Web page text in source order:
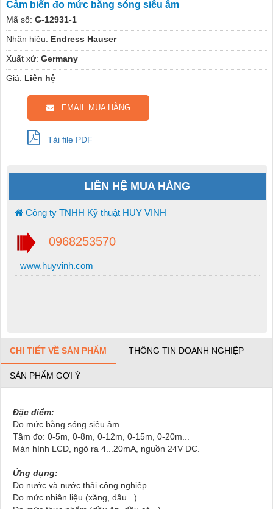
Cảm biến đo mức bằng sóng siêu âm
Mã số: G-12931-1
Nhãn hiệu: Endress Hauser
Xuất xứ: Germany
Giá: Liên hệ
EMAIL MUA HÀNG
Tải file PDF
LIÊN HỆ MUA HÀNG
Công ty TNHH Kỹ thuật HUY VINH
0968253570
www.huyvinh.com
CHI TIẾT VỀ SẢN PHẨM THÔNG TIN DOANH NGHIỆP
SẢN PHẨM GỢI Ý
Đặc điểm:
Đo mức bằng sóng siêu âm.
Tầm đo: 0-5m, 0-8m, 0-12m, 0-15m, 0-20m...
Màn hình LCD, ngỏ ra 4...20mA, nguồn 24V DC.
Ứng dụng:
Đo nước và nước thải công nghiệp.
Đo mức nhiên liệu (xăng, dầu...).